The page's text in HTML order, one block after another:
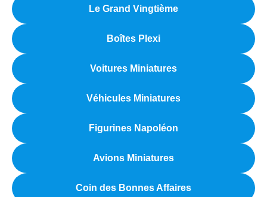
Le Grand Vingtième
Boîtes Plexi
Voitures Miniatures
Véhicules Miniatures
Figurines Napoléon
Avions Miniatures
Coin des Bonnes Affaires